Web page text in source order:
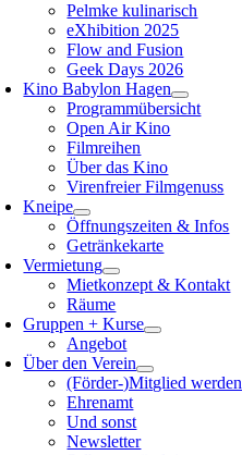
Pelmke kulinarisch
eXhibition 2025
Flow and Fusion
Geek Days 2026
Kino Babylon Hagen
Programmübersicht
Open Air Kino
Filmreihen
Über das Kino
Virenfreier Filmgenuss
Kneipe
Öffnungszeiten & Infos
Getränkekarte
Vermietung
Mietkonzept & Kontakt
Räume
Gruppen + Kurse
Angebot
Über den Verein
(Förder-)Mitglied werden
Ehrenamt
Und sonst
Newsletter